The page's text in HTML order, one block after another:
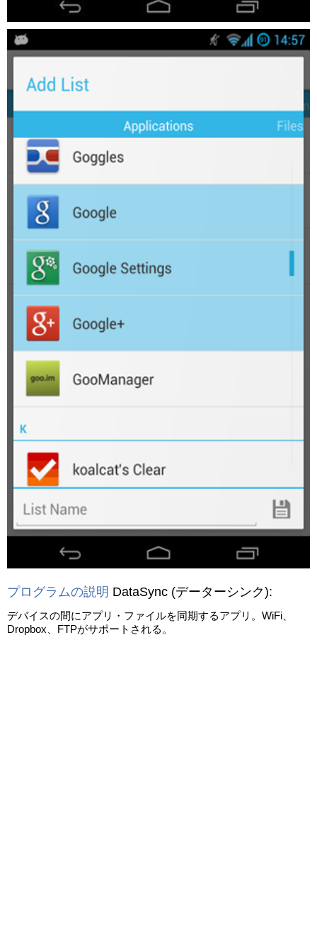
プログラムの説明 DataSync (データーシンク):
デバイスの間にアプリ・ファイルを同期するアプリ。WiFi、
Dropbox、FTPがサポートされる。